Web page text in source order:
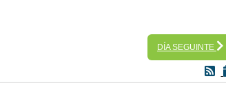
DÍA SEGUINTE